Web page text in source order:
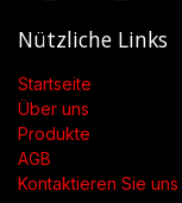
Nützliche Links
Startseite
Über uns
Produkte
AGB
Kontaktieren Sie uns